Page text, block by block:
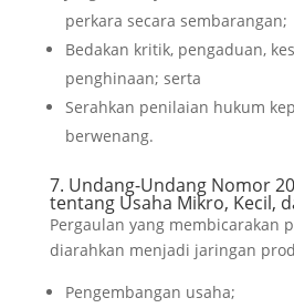
perkara secara sembarangan;
Bedakan kritik, pengaduan,
penghinaan; serta
Serahkan penilaian hukum
berwenang.
7. Undang-Undang Nomor
tentang Usaha Mikro, Kecil,
Pergaulan yang membicarakan
diarahkan menjadi jaringan
Pengembangan usaha;